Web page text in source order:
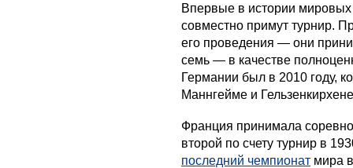
Впервые в истории
совместно примут турнир.
его проведения — они
семь — в качестве
Германии был в 2010 году,
Маннгейме и
Франция принимала
второй по счету турнир в
последний чемпионат мира